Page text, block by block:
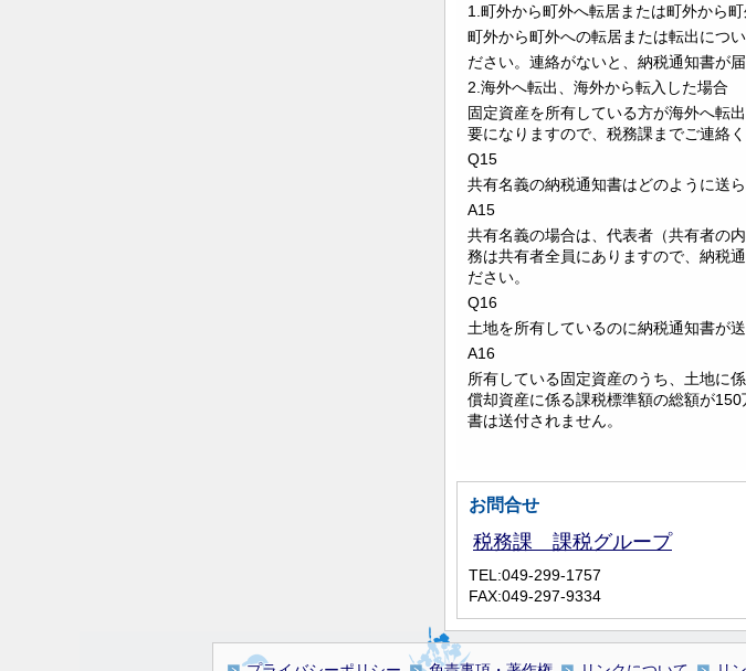
1.町外から町外へ転居または町外から
町外から町外への転居または転出につ
ださい。連絡がないと、納税通知書が
2.海外へ転出、海外から転入した場合
固定資産を所有している方が海外へ転
要になりますので、税務課までご連絡く
Q15
共有名義の納税通知書はどのように送
A15
共有名義の場合は、代表者（共有者の
務は共有者全員にありますので、納税
ださい。
Q16
土地を所有しているのに納税通知書が
A16
所有している固定資産のうち、土地に
償却資産に係る課税標準額の総額が
書は送付されません。
お問合せ
税務課 課税グループ
TEL:049-299-1757
FAX:049-297-9334